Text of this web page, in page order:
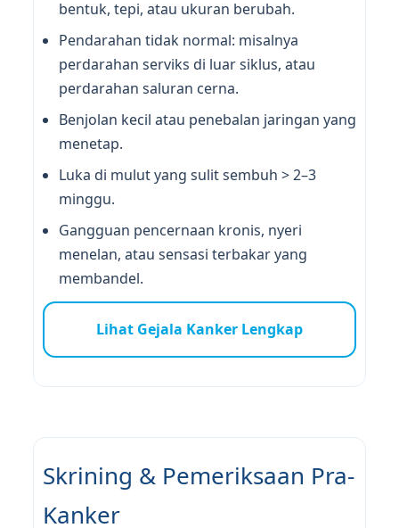
bentuk, tepi, atau ukuran berubah.
Pendarahan tidak normal: misalnya
perdarahan serviks di luar siklus, atau
perdarahan saluran cerna.
Benjolan kecil atau penebalan jaringan yang
menetap.
Luka di mulut yang sulit sembuh > 2–3
minggu.
Gangguan pencernaan kronis, nyeri
menelan, atau sensasi terbakar yang
membandel.
Lihat Gejala Kanker Lengkap
Skrining & Pemeriksaan Pra-
Kanker